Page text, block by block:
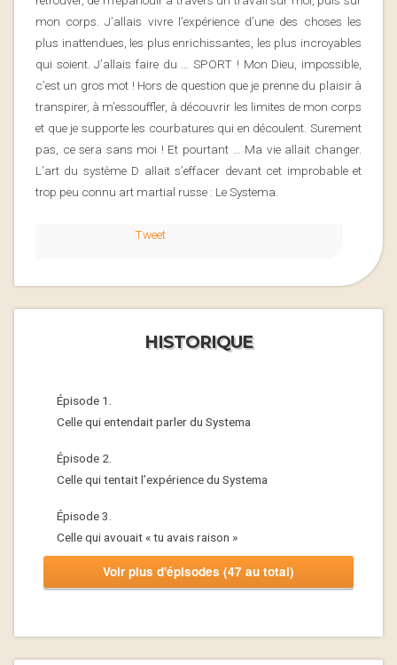
mon corps. J’allais vivre l’expérience d’une des choses les
plus inattendues, les plus enrichissantes, les plus incroyables
qui soient. J’allais faire du … SPORT ! Mon Dieu, impossible,
c’est un gros mot ! Hors de question que je prenne du plaisir à
transpirer, à m’essouffler, à découvrir les limites de mon corps
et que je supporte les courbatures qui en découlent. Surement
pas, ce sera sans moi ! Et pourtant … Ma vie allait changer.
L’art du système D allait s’effacer devant cet improbable et
trop peu connu art martial russe : Le Systema.
Tweet
HISTORIQUE
Épisode 1.
Celle qui entendait parler du Systema
Épisode 2.
Celle qui tentait l’expérience du Systema
Épisode 3.
Celle qui avouait « tu avais raison »
Voir plus d'épisodes (47 au total)